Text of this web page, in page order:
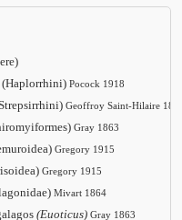
(Haplorrhini) Pocock 1918
Geoffroy Saint-Hilaire
Gray 1863
Gregory 1915
Gregory 1915
Mivart 1864
(Euoticus) Gray 1863